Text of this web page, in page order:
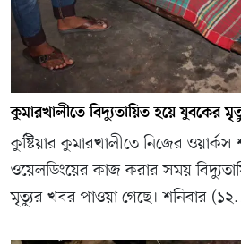
কুমারখালীতে বিদ্যুতায়িত হয়ে যুবকের
কুষ্টিয়ার কুমারখালীতে নিজের
ওয়েলডিংয়ের কাজ করার সময়
মৃত্যুর খবর পাওয়া গেছে। শনিবার